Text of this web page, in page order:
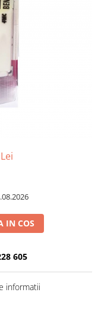
IN COS
605
informatii